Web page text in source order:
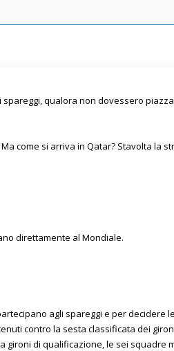
qualora non dovessero
come si arriva in Qatar? Stavolta la
direttamente al Mondiale.
agli spareggi e per decidere le
contro la sesta classificata dei
gironi di qualificazione, le sei squadre